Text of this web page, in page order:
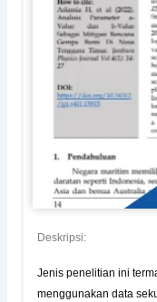
Deskripsi:
Jenis penelitian ini
menggunakan data